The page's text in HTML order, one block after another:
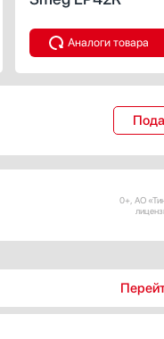
Аналоги товара
0+, АО